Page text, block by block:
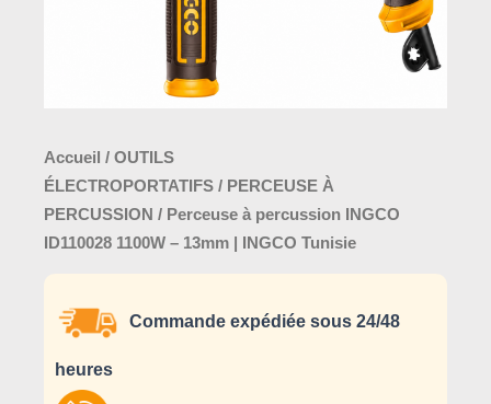
Accueil / OUTILS
ÉLECTROPORTATIFS / PERCEUSE À
PERCUSSION / Perceuse à percussion INGCO
ID110028 1100W – 13mm | INGCO Tunisie
Commande expédiée sous 24/48
heures